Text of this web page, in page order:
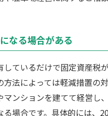
なる場合がある
しているだけで固定資産税
方法によっては軽減措置の対
マンションを建てて経営し
る場合です。具体的には、